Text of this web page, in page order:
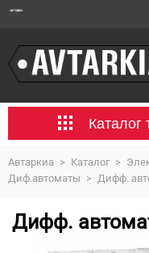
Каталог
Автаркиа > Каталог >
Диф.автоматы > Дифф.
Дифф.